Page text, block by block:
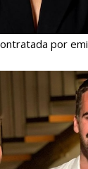
por